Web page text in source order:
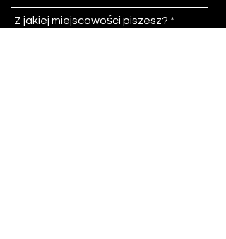
Z jakiej miejscowości piszesz?